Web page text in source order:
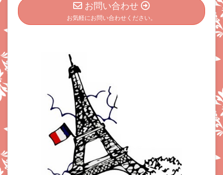
お問い合わせ
お気軽にお問い合わせください。